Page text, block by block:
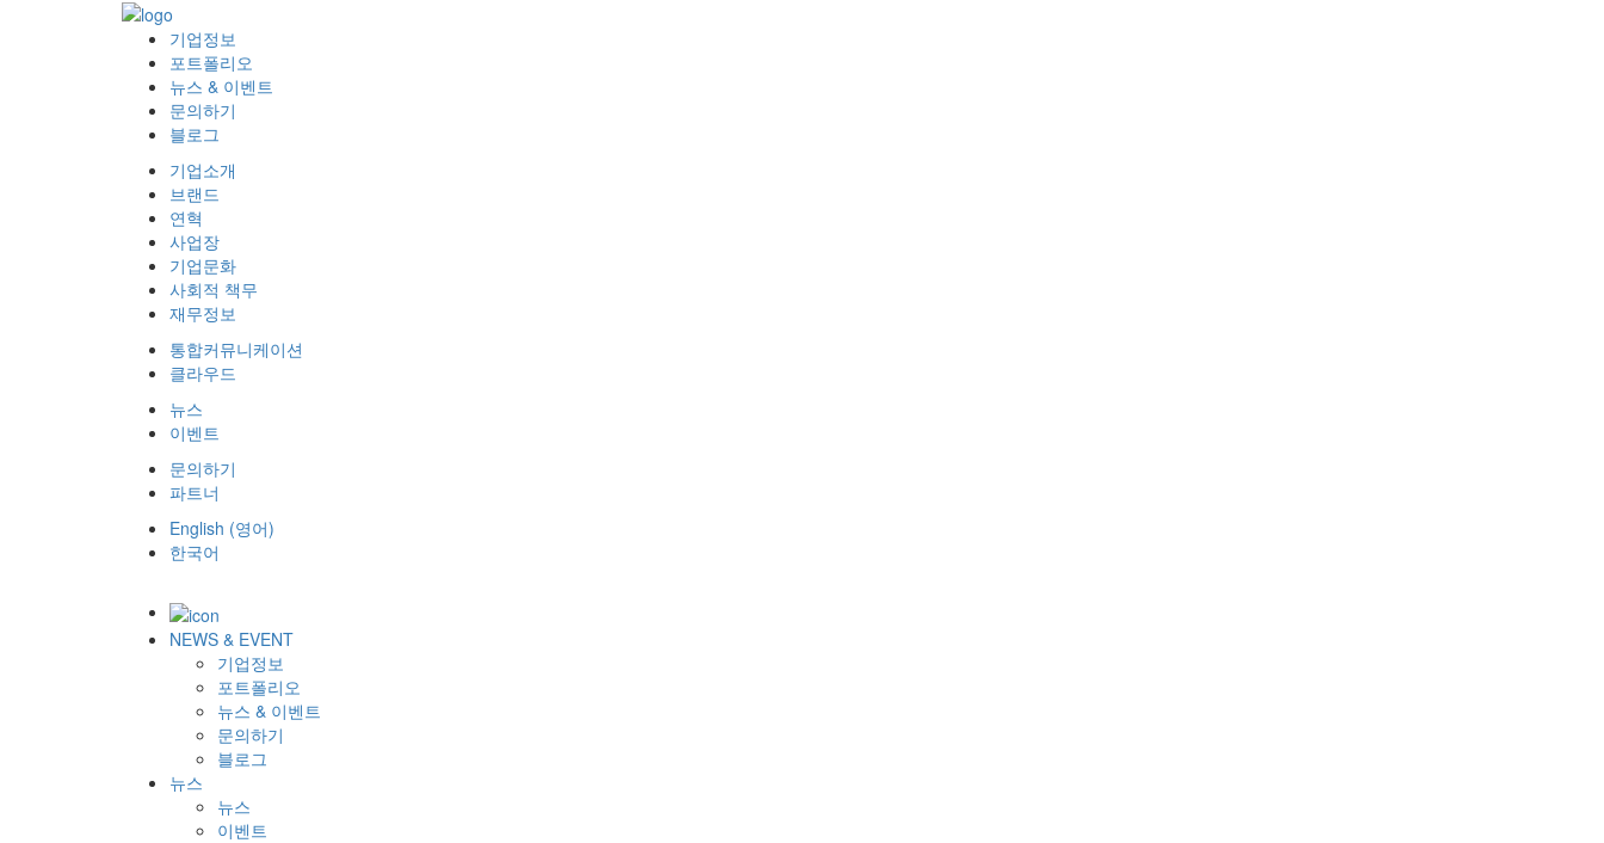
기업정보
포트폴리오
뉴스 & 이벤트
문의하기
블로그
기업소개
브랜드
연혁
사업장
기업문화
사회적 책무
재무정보
통합커뮤니케이션
클라우드
뉴스
이벤트
문의하기
파트너
English (영어)
한국어
NEWS & EVENT
기업정보
포트폴리오
뉴스 & 이벤트
문의하기
블로그
뉴스
뉴스
이벤트